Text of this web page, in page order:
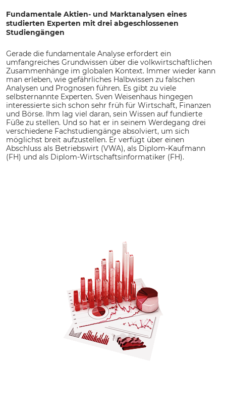
Fundamentale Aktien- und Marktanalysen eines
studierten Experten mit drei abgeschlossenen
Studiengängen
Gerade die fundamentale Analyse erfordert ein
umfangreiches Grundwissen über die volkwirtschaftlichen
Zusammenhänge im globalen Kontext. Immer wieder kann
man erleben, wie gefährliches Halbwissen zu falschen
Analysen und Prognosen führen. Es gibt zu viele
selbsternannte Experten. Sven Weisenhaus hingegen
interessierte sich schon sehr früh für Wirtschaft, Finanzen
und Börse. Ihm lag viel daran, sein Wissen auf fundierte
Füße zu stellen. Und so hat er in seinem Werdegang drei
verschiedene Fachstudiengänge absolviert, um sich
möglichst breit aufzustellen. Er verfügt über einen
Abschluss als Betriebswirt (VWA), als Diplom-Kaufmann
(FH) und als Diplom-Wirtschaftsinformatiker (FH).